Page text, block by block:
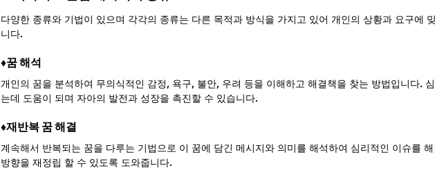
다양한 종류와 기법이 있으며 각각의 종류는 다른 목적과 방식을 가지고 있어 개인의 상황과 요구에
니다.
♦︎꿈 해석
개인의 꿈을 분석하여 무의식적인 감정, 욕구, 불안, 우려 등을 이해하고 해결책을 찾는 방법입니다.
는데 도움이 되며 자아의 발전과 성장을 촉진할 수 있습니다.
♦︎재반복 꿈 해결
계속해서 반복되는 꿈을 다루는 기법으로 이 꿈에 담긴 메시지와 의미를 해석하여 심리적인 이슈를
방향을 재정립 할 수 있도록 도와줍니다.